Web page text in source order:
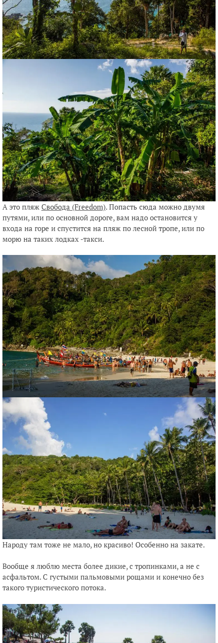
А это пляж Свобода (Freedom). Попасть сюда можно двумя
путями, или по основной дороге, вам надо остановится у
входа на горе и спустится на пляж по лесной тропе, или по
морю на таких лодках -такси.
Народу там тоже не мало, но красиво! Особенно на закате.
Вообще я люблю места более дикие, с тропинками, а не с
асфальтом. С густыми пальмовыми рощами и конечно без
такого туристического потока.